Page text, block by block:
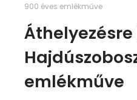
900 éves emlékműve
emlékműve